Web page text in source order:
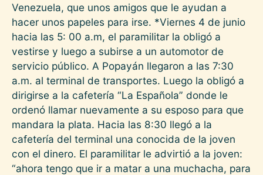
Venezuela, que unos amigos que le ayudan a
hacer unos papeles para irse. *Viernes 4 de junio
hacia las 5: 00 a.m, el paramilitar la obligó a
vestirse y luego a subirse a un automotor de
servicio público. A Popayán llegaron a las 7:30
a.m. al terminal de transportes. Luego la obligó a
dirigirse a la cafetería “La Española” donde le
ordenó llamar nuevamente a su esposo para que
mandara la plata. Hacia las 8:30 llegó a la
cafetería del terminal una conocida de la joven
con el dinero. El paramilitar le advirtió a la joven:
“ahora tengo que ir a matar a una muchacha, para